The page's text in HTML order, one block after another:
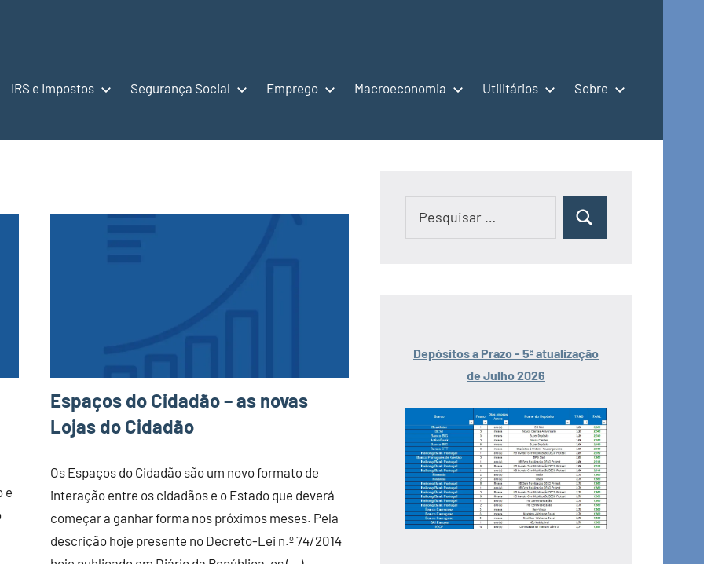
IRS e Impostos Segurança Social Emprego Macroeconomia Utilitários Sobre
e
Espaços do Cidadão – as novas
Lojas do Cidadão
Os Espaços do Cidadão são um novo formato de
interação entre os cidadãos e o Estado que deverá
começar a ganhar forma nos próximos meses. Pela
descrição hoje presente no Decreto-Lei n.º 74/2014
Pesquisar
Depósitos a Prazo - 5ª atualização
de Julho 2026